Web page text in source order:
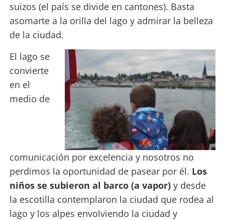
suizos (el país se divide en cantones). Basta
asomarte a la orilla del lago y admirar la belleza
de la ciudad.
El lago se
convierte
en el
medio de
comunicación por excelencia y nosotros no
perdimos la oportunidad de pasear por él. Los
niños se subieron al barco (a vapor)y desde
la escotilla contemplaron la ciudad que rodea al
lago y los alpes envolviendo la ciudad y